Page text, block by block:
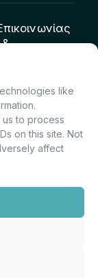
like
to process
on this site. Not
affect
Corporate
Investor
Τμήμα
–